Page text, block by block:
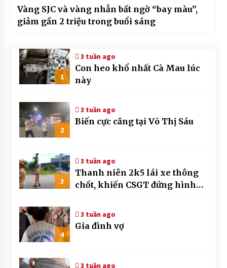
Vàng SJC và vàng nhẫn bất ngờ “bay màu”,
giảm gần 2 triệu trong buổi sáng
1
3 tuần ago
Con heo khổ nhất Cà Mau lúc
này
2
3 tuần ago
Biến cực căng tại Võ Thị Sáu
3
3 tuần ago
Thanh niên 2k5 lái xe thông
chốt, khiến CSGT đứng hình
4
3 tuần ago
Gia đình vợ
3 tuần ago